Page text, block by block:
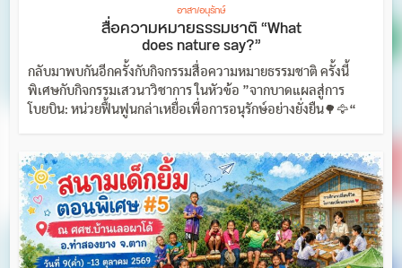
อาสา/อนุรักษ์
สื่อความหมายธรรมชาติ “What
does nature say?”
กลับมาพบกันอีกครั้งกับกิจกรรมสื่อความหมายธรรมชาติ ครั้งนี้
พิเศษกับกิจกรรมเสวนาวิชาการ ในหัวข้อ ”จากบาดแผลสู่การ
โบยบิน: หน่วยฟื้นฟูนกล่าเหยื่อเพื่อการอนุรักษ์อย่างยั่งยืน🌳🦅“